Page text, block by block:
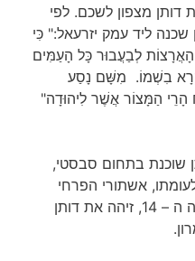
מצפון לשכם. לפי
שכנה ליד עמק יזרעאל:" כִּי
לְבַעֲבוּר כָּל הָעַמִּים
בִשְׁמוֹ. מִשָּׁם נָסַע
הָרֵי הַמָּצוֹר אֲשֶׁר לִיהוּדָה"
שוכנת בתחום סבסטי,
אשתורי הפרחי
, שסייר בארץ ישראל במאה ה – 14, זיהה את דותן